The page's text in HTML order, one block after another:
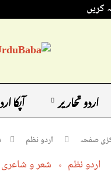
کریں
اردو تحاریر آپکا
صفحہ اردو نظم
اردو نظم شعر و شاعری